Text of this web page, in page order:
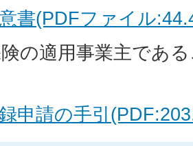
書(PDFファイル
の適用事業主であ
申請の手引